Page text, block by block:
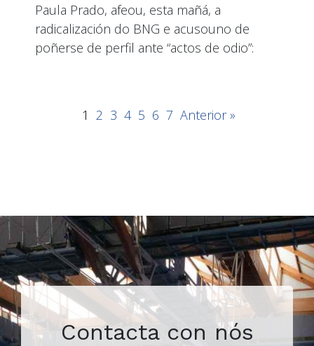
Paula Prado, afeou, esta mañá, a
radicalización do BNG e acusouno de
poñerse de perfil ante “actos de odio”:
1 2 3 4 5 6 7 Anterior »
Contacta con nós